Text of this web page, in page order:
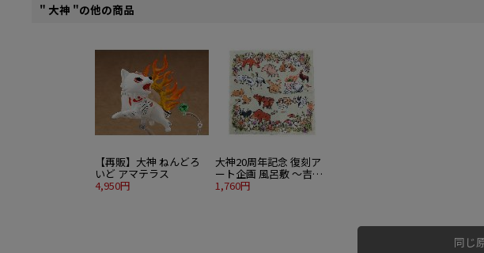
" 大神 "の他の商品
【再販】大神 ねんどろ
いど アマテラス
4,950円
大神20周年記念 復刻ア
ート企画 風呂敷 ～吉村
健一郎 作 大神11周年よ
1,760円
同じ